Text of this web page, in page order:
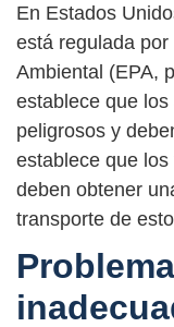
En Estados
está regulada
Ambiental (EPA,
establece que
peligrosos y
establece que
deben obtener
transporte de